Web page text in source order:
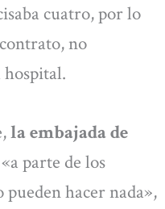
cuatro, por lo
no
la embajada de
parte de los
pueden hacer nada»,